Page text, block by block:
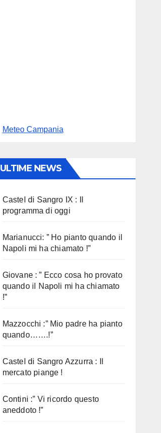
Meteo Campania
ULTIME NEWS
Castel di Sangro IX : Il
programma di oggi
Marianucci: ” Ho pianto quando il
Napoli mi ha chiamato !”
Giovane : ” Ecco cosa ho provato
quando il Napoli mi ha chiamato
!”
Mazzocchi :” Mio padre ha pianto
quando…….!”
Castel di Sangro Azzurra : Il
mercato piange !
Contini :” Vi ricordo questo
aneddoto !”